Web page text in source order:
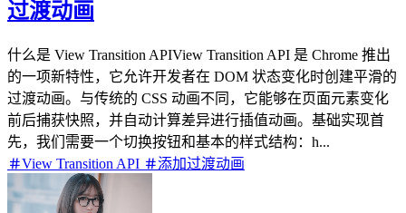
过渡动画
什么是 View Transition APIView Transition API 是 Chrome 推出
的一项新特性，它允许开发者在 DOM 状态变化时创建平滑的
过渡动画。与传统的 CSS 动画不同，它能够在页面元素变化
前后捕获快照，并自动计算差异进行插值动画。基础实现首
先，我们需要一个切换按钮和基本的样式结构：h...
View Transition API
添加过渡动画